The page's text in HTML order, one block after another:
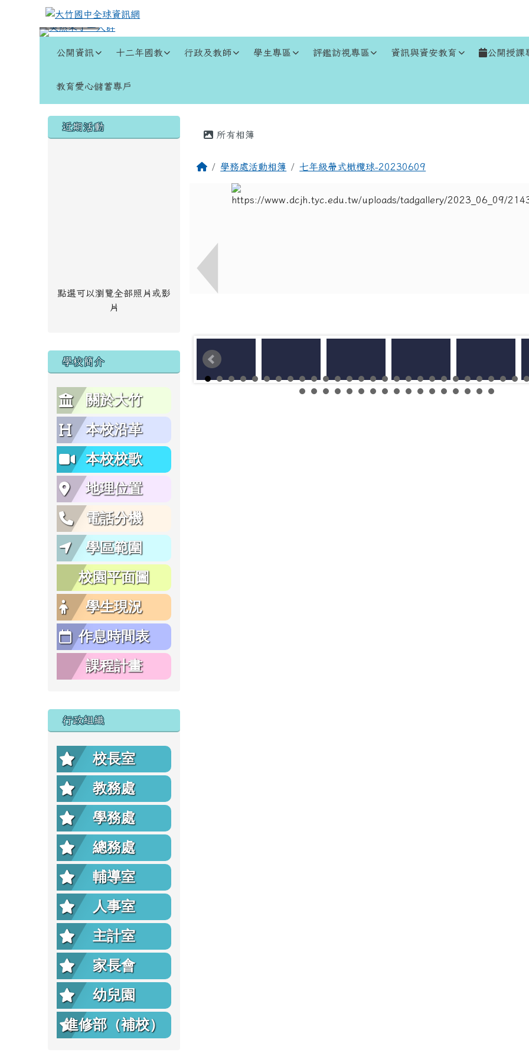
跳至主內容區
大竹國中全球資訊網
公開資訊 十二年國教 行政及教師 學生專區 評鑑訪視專區 資訊與資安教育 公開授課
教育愛心儲蓄專戶
左邊區域內容
近期活動
點選可以瀏覽全部照片或影
片
學校簡介
關於大竹
本校沿革
本校校歌
地理位置
電話分機
學區範圍
校園平面圖
學生現況
作息時間表
課程計畫
行政組織
校長室
教務處
學務處
總務處
輔導室
人事室
主計室
家長會
幼兒園
進修部（補校）
主內容區域
所有相簿
回首頁學務處活動相簿 七年級帶式橄欖球-20230609
頁尾區域